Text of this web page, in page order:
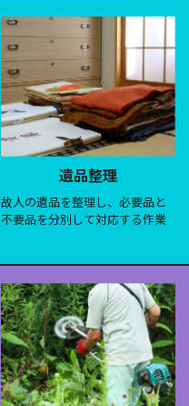
遺品整理
故人の遺品を整理し、必要品と
不要品を分別して対応する作業